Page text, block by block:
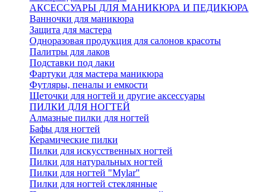
АКСЕССУАРЫ ДЛЯ МАНИКЮРА И ПЕДИКЮРА
Ванночки для маникюра
Защита для мастера
Одноразовая продукция для салонов красоты
Палитры для лаков
Подставки под лаки
Фартуки для мастера маникюра
Футляры, пеналы и емкости
Щеточки для ногтей и другие аксессуары
ПИЛКИ ДЛЯ НОГТЕЙ
Алмазные пилки для ногтей
Бафы для ногтей
Керамические пилки
Пилки для искусственных ногтей
Пилки для натуральных ногтей
Пилки для ногтей "Mylar"
Пилки для ногтей стеклянные